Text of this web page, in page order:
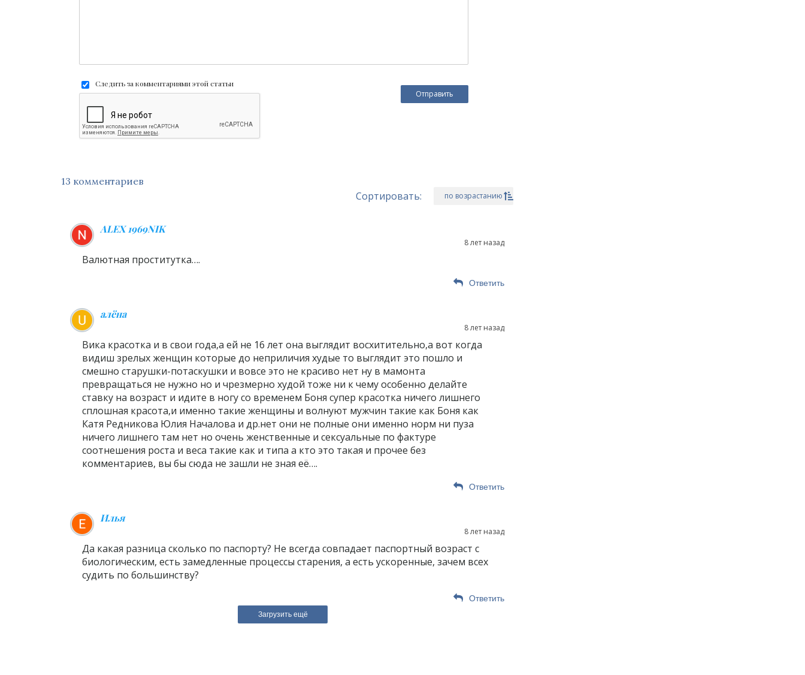
Следить за комментариями этой статьи
13 комментариев
Сортировать: по возрастанию
ALEX 1969NIK
8 лет назад
Валютная проститутка….
Ответить
алёна
8 лет назад
Вика красотка и в свои года,а ей не 16 лет она выглядит восхитительно,а вот когда
видиш зрелых женщин которые до неприличия худые то выглядит это пошло и
смешно старушки-потаскушки и вовсе это не красиво нет ну в мамонта
превращаться не нужно но и чрезмерно худой тоже ни к чему особенно делайте
ставку на возраст и идите в ногу со временем Боня супер красотка ничего лишнего
сплошная красота,и именно такие женщины и волнуют мужчин такие как Боня как
Катя Редникова Юлия Началова и др.нет они не полные они именно норм ни пуза
ничего лишнего там нет но очень женственные и сексуальные по фактуре
соотнешения роста и веса такие как и типа а кто это такая и прочее без
комментариев, вы бы сюда не зашли не зная её….
Ответить
Илья
8 лет назад
Да какая разница сколько по паспорту? Не всегда совпадает паспортный возраст с
биологическим, есть замедленные процессы старения, а есть ускоренные, зачем всех
судить по большинству?
Ответить
Загрузить ещё